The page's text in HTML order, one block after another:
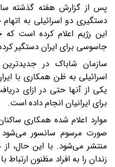
پس از گزارش هفته گذشته
دستگیری دو اسرائیلی به
این رژیم اعلام کرده است که
جاسوسی برای ایران دستگیر
سازمان شاباک در
اسرائیلی به ظن همکاری با
یکی از آنها حتی در ازای
برای ایرانیان انجام داده است.
موارد اعلام شده همکاری
صورت مرسوم سانسور می‌شود
منتشر می‌شود. با این حال،
زندان را به افراد مظنون